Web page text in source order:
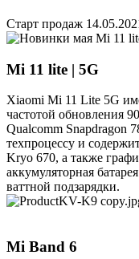
Старт продаж
Mi 11 lite | 5G
Xiaomi Mi 11 Lite 5G
частотой обновления
Qualcomm Snapdragon
техпроцессу и
Kryo 670, а также
аккумуляторная
ваттной подзарядки.
Mi Band 6